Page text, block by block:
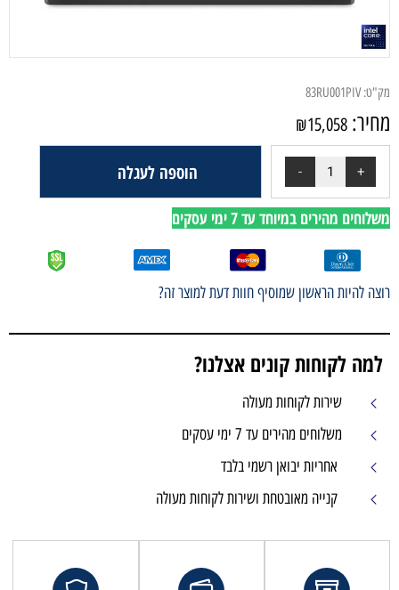
מק"ט: 83RU001PIV
מחיר: ₪15,058
הוספה לעגלה
משלוחים מהירים במיוחד עד 7 ימי עסקים
רוצה להיות הראשון שמוסיף חוות דעת למוצר זה?
למה לקוחות קונים אצלנו?
שירות לקוחות מעולה
משלוחים מהירים עד 7 ימי עסקים
אחריות יבואן רשמי בלבד
קנייה מאובטחת ושירות לקוחות מעולה